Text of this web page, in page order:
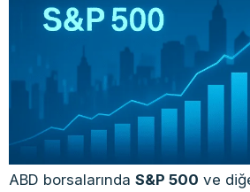
ABD borsalarında S&P 500 ve